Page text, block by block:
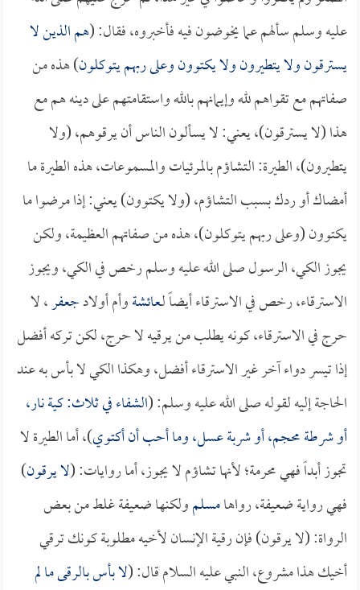
عليه وسلم سألهم عما يخوضون فيه فأخبروه، فقال: (هم الذين لا
يسترقون ولا يتطيرون ولا يكتوون وعلى ربهم يتوكلون) هذه من
صفاتهم مع تقواهم لله وإيمانهم بالله واستقامتهم على دينه هم مع
هذا (لا يسترقون)، يعني: لا يسألون الناس أن يرقوهم، (ولا
يتطيرون)، الطيرة: التشاؤم بالمرئيات والمسموعات، هذه الطيرة ما
أمضاك أو ردك بسبب التشاؤم، (ولا يكتوون) يعني: إذا مرضوا ما
يكتوون (وعلى ربهم يتوكلون)، هذه من صفاتهم العظيمة، ولكن
يجوز الكي، الرسول صلى الله عليه وسلم رخص في الكي، ويجوز
الاسترقاء، رخص في الاسترقاء أيضاً لـعائشةوأم أولادجعفر، لا
حرج في الاسترقاء، كونه يطلب من يرقيه لا حرج، لكن تركه أفضل
إذا تيسر دواء آخر غير الاسترقاء أفضل، وهكذا الكي لا بأس به عند
الحاجة إليه لقوله صلى الله عليه وسلم: (الشفاء في ثلاث: كية نار،
أو شرطة محجم، أو شربة عسل، وما أحب أن أكتوي)، أما الطيرة لا
تجوز أبداً فهي محرمة؛ لأنها تشاؤم لا يجوز، أما روايات: (لا يرقون)
فهي رواية ضعيفة، رواهامسلمولكنها ضعيفة غلط من بعض
الرواة: (لا يرقون) فإن رقية الإنسان لأخيه مطلوبة كونك ترقي
أخيك هذا مشروع، النبي عليه السلام قال: (لا بأس بالرقى ما لم